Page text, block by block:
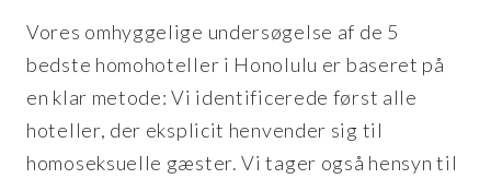
Vores omhyggelige undersøgelse af de 5
bedste homohoteller i Honolulu er baseret på
en klar metode: Vi identificerede først alle
hoteller, der eksplicit henvender sig til
homoseksuelle gæster. Vi tager også hensyn til